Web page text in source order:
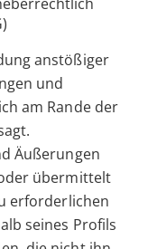
anstößiger
und
am Rande der
Äußerungen
übermittelt
erforderlichen
seines Profils